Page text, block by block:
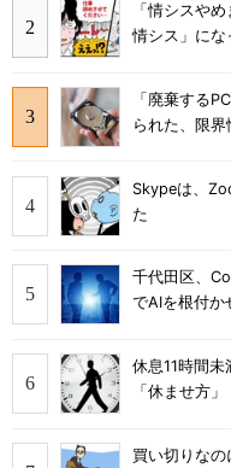
「情シスや
情シス」にな
「廃棄する
られた、限
Skypeは、
た
千代田区、
でAIを根付か
休息11時間
「休ませ方」
買い切りな